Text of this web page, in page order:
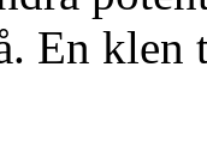
En klen